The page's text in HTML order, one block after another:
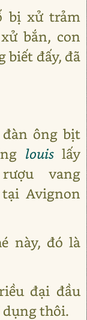
bị xử trảm
bắn, con
biết đấy, đã
ông bịt
louislấy
vang
Avignon
này, đó là
đại đầu
dụng thôi.